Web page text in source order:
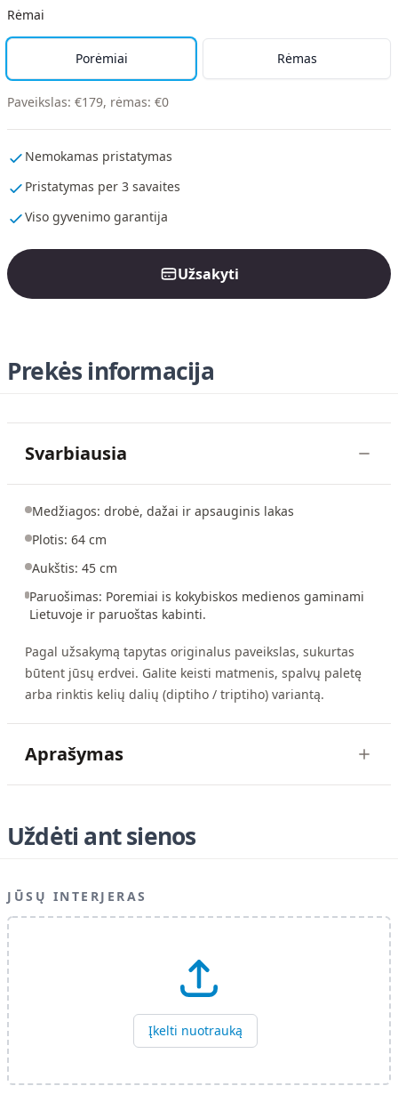
Rėmai
Porėmiai Rėmas
Paveikslas: €179, rėmas: €0
Nemokamas pristatymas
Pristatymas per 3 savaites
Viso gyvenimo garantija
Užsakyti
Prekės informacija
Svarbiausia
Medžiagos: drobė, dažai ir apsauginis lakas
Plotis: 64 cm
Aukštis: 45 cm
Paruošimas: Poremiai is kokybiskos medienos gaminami
Lietuvoje ir paruoštas kabinti.
Pagal užsakymą tapytas originalus paveikslas, sukurtas
būtent jūsų erdvei. Galite keisti matmenis, spalvų paletę
arba rinktis kelių dalių (diptiho / triptiho) variantą.
Aprašymas
Uždėti ant sienos
JŪSŲ INTERJERAS
Įkelti nuotrauką